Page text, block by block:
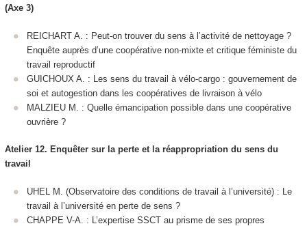
(Axe 3)
REICHART A. : Peut-on trouver du sens à l’activité de nettoyage ?
Enquête auprès d’une coopérative non-mixte et critique féministe du
travail reproductif
GUICHOUX A. : Les sens du travail à vélo-cargo : gouvernement de
soi et autogestion dans les coopératives de livraison à vélo
MALZIEU M. : Quelle émancipation possible dans une coopérative
ouvrière ?
Atelier 12. Enquêter sur la perte et la réappropriation du sens du
travail
UHEL M. (Observatoire des conditions de travail à l’université) : Le
travail à l’université en perte de sens ?
CHAPPE V-A. : L’expertise SSCT au prisme de ses propres